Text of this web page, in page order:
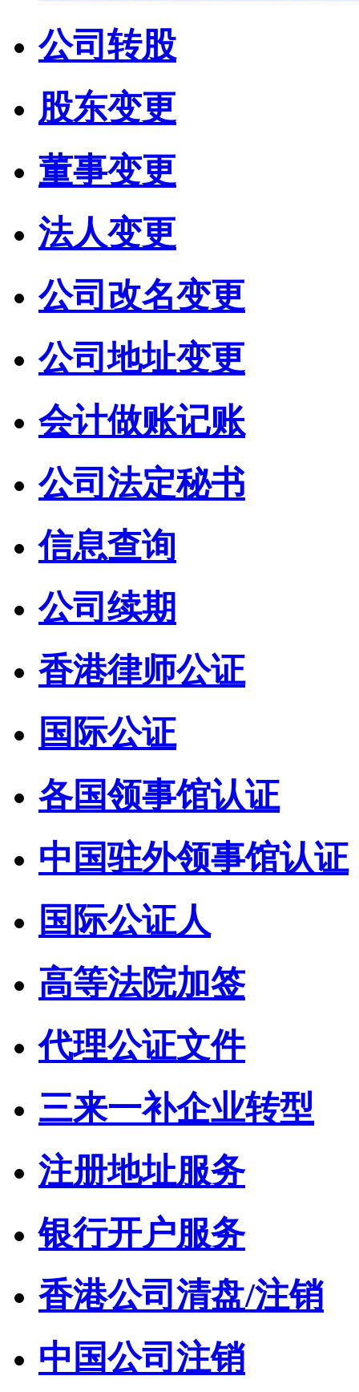
公司转股
股东变更
董事变更
法人变更
公司改名变更
公司地址变更
会计做账记账
公司法定秘书
信息查询
公司续期
香港律师公证
国际公证
各国领事馆认证
中国驻外领事馆认证
国际公证人
高等法院加签
代理公证文件
三来一补企业转型
注册地址服务
银行开户服务
香港公司清盘/注销
中国公司注销